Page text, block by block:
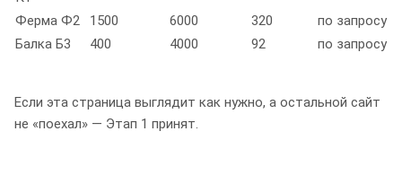
Ферма Ф2 1500 6000 320
по запросу
Балка Б3
400 4000 92 по запросу
Если эта страница выглядит как нужно, а остальной сайт
не «поехал» — Этап 1 принят.